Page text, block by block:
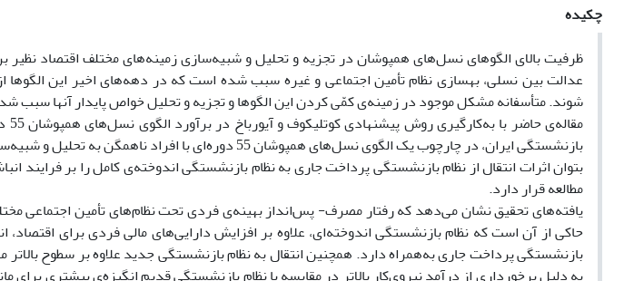
چکیده
ظرفیت بالای الگو‌های نسل‌های همپوشان در تجزیه و تحلیل و شبیه‌سازی زمینه‌های مختلف اقتصاد
عدالت بین نسلی، بهسازی نظام تأمین اجتماعی و غیره سبب شده است که در دهه‌های اخیر این الگو‌ها از
شوند. متأسفانه مشکل موجود در زمینه‌ی کمّی کردن این الگوها و تجزیه و تحلیل خواص پایدار آنها سبب
بازنشستگی ایران، در چارچوب یک الگوی نسل‌های همپوشان 55 دوره‌ای
بتوان اثرات انتقال از نظام بازنشستگی پرداخت جاری به نظام بازنشستگی اندوخته‌ی کامل را بر فرایند
مطالعه قرار دارد.
یافته‌های تحقیق نشان می‌دهد که رفتار مصرف- پس‌انداز بهینه‌ی فردی تحت نظام‌های تأمین اجتماعی
حاکی از آن است که نظام بازنشستگی اندوخته‌ای، علاوه بر افزایش دارایی‌های مالی فردی برای اقتصاد،
بازنشستگی پرداخت جاری به‌همراه دارد. همچنین انتقال به نظام بازنشستگی جدید علاوه بر سطوح
به‌ دلیل برخورداری از درآمد نیروی‌کار بالاتر در مقایسه با نظام بازنشستگی قدیم انگیزه‌ی بیشتری